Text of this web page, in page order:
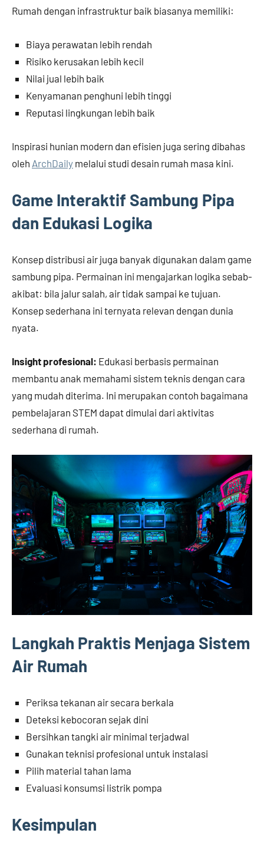
Rumah dengan infrastruktur baik biasanya memiliki:
Biaya perawatan lebih rendah
Risiko kerusakan lebih kecil
Nilai jual lebih baik
Kenyamanan penghuni lebih tinggi
Reputasi lingkungan lebih baik
Inspirasi hunian modern dan efisien juga sering dibahas
oleh ArchDaily melalui studi desain rumah masa kini.
Game Interaktif Sambung Pipa
dan Edukasi Logika
Konsep distribusi air juga banyak digunakan dalam game
sambung pipa. Permainan ini mengajarkan logika sebab-
akibat: bila jalur salah, air tidak sampai ke tujuan.
Konsep sederhana ini ternyata relevan dengan dunia
nyata.
Insight profesional: Edukasi berbasis permainan
membantu anak memahami sistem teknis dengan cara
yang mudah diterima. Ini merupakan contoh bagaimana
pembelajaran STEM dapat dimulai dari aktivitas
sederhana di rumah.
Langkah Praktis Menjaga Sistem
Air Rumah
Periksa tekanan air secara berkala
Deteksi kebocoran sejak dini
Bersihkan tangki air minimal terjadwal
Gunakan teknisi profesional untuk instalasi
Pilih material tahan lama
Evaluasi konsumsi listrik pompa
Kesimpulan